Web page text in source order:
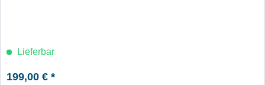
Lieferbar
199,00 € *